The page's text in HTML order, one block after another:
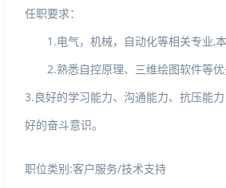
任职要求：
1.电气，机械，自动化等相关专业,本
2.熟悉自控原理、三维绘图软件等
3.良好的学习能力、沟通能力、抗压能
好的奋斗意识。
职位类别:客户服务/技术支持